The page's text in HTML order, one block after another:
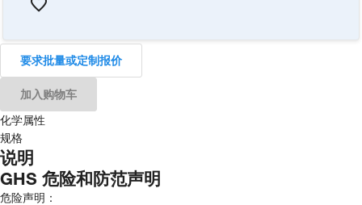
要求批量或定制报价
加入购物车
化学属性
规格
说明
GHS 危险和防范声明
危险声明：